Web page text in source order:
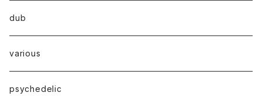
dub
various
psychedelic